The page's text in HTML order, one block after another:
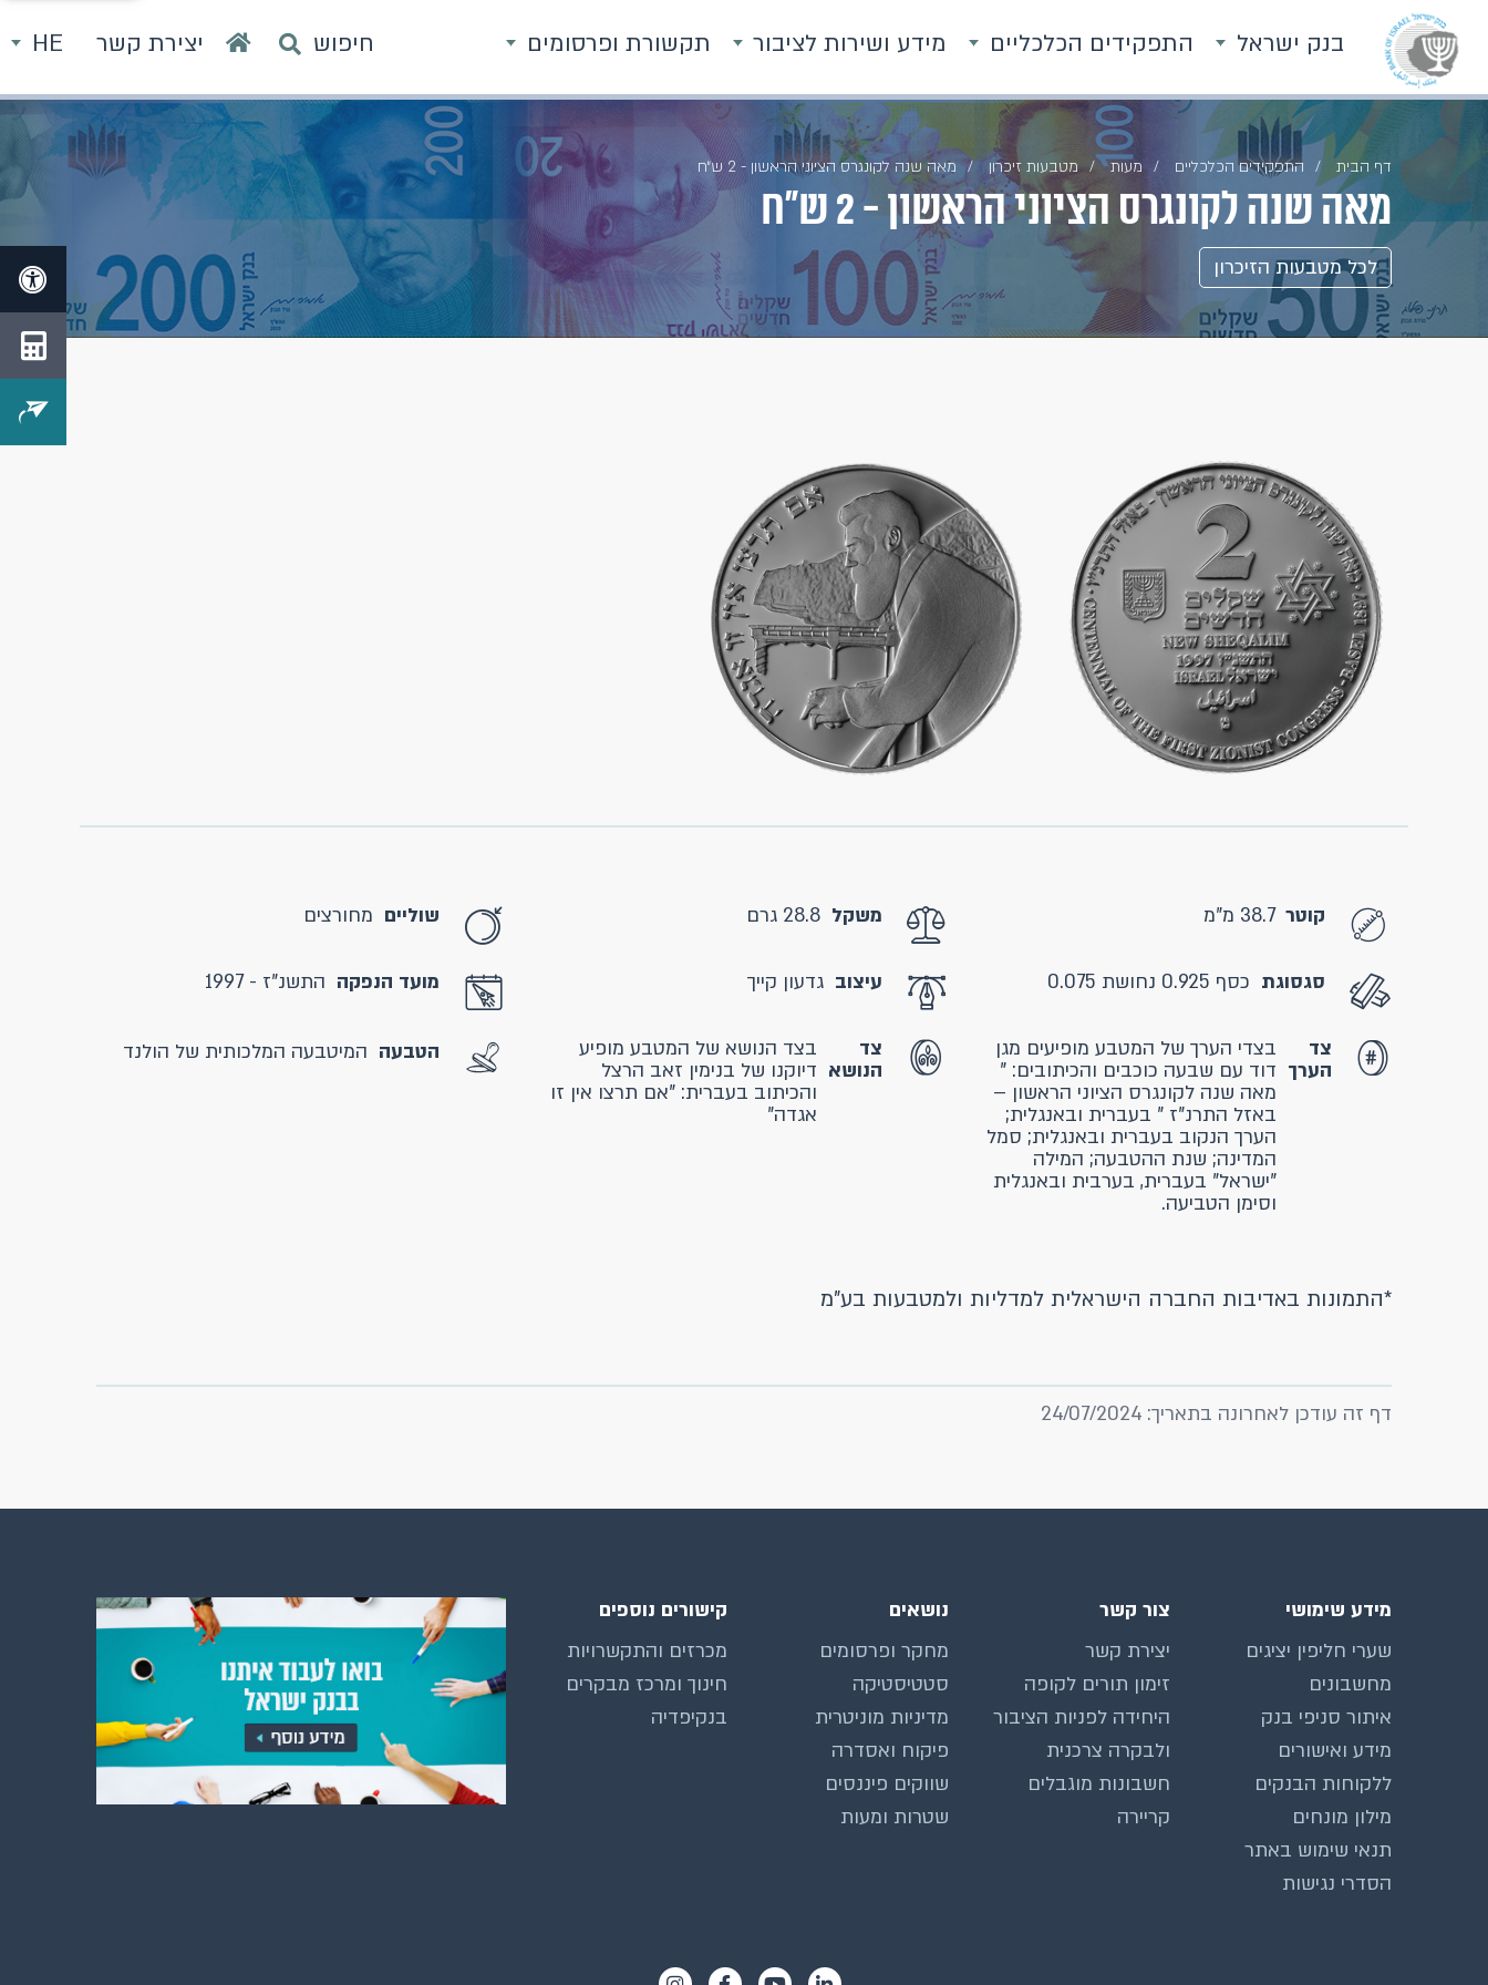
בנק ישראל התפקידים הכלכליים מידע ושירות לציבור תקשורת ופרסומים חיפוש יצירת קשר HE
דף הבית התפקידים הכלכליים מעות מטבעות זיכרון מאה שנה לקונגרס הציוני הראשון - 2 ש״ח
מאה שנה לקונגרס הציוני הראשון - 2 ש״ח
לכל מטבעות הזיכרון
קוטר 38.7 מ"מ משקל 28.8 גרם שוליים מחורצים
סגסוגת כסף 0.925 נחושת 0.075 עיצוב גדעון קייך מועד הנפקה התשנ"ז - 1997
צד
הערך
בצדי הערך של המטבע מופיעים מגן
דוד עם שבעה כוכבים והכיתובים: "
מאה שנה לקונגרס הציוני הראשון –
באזל התרנ"ז " בעברית ובאנגלית;
הערך הנקוב בעברית ובאנגלית; סמל
המדינה; שנת ההטבעה; המילה
"ישראל" בעברית, בערבית ובאנגלית
וסימן הטביעה.
צד
הנושא
בצד הנושא של המטבע מופיע
דיוקנו של בנימין זאב הרצל
והכיתוב בעברית: "אם תרצו אין זו
אגדה"
הטבעה המיטבעה המלכותית של הולנד
*התמונות באדיבות החברה הישראלית למדליות ולמטבעות בע"מ
דף זה עודכן לאחרונה בתאריך: 24/07/2024
מידע שימושי
שערי חליפין יציגים
מחשבונים
איתור סניפי בנק
מידע ואישורים
ללקוחות הבנקים
מילון מונחים
תנאי שימוש באתר
הסדרי נגישות
צור קשר
יצירת קשר
זימון תורים לקופה
היחידה לפניות הציבור
ולבקרה צרכנית
חשבונות מוגבלים
קריירה
נושאים
מחקר ופרסומים
סטטיסטיקה
מדיניות מוניטרית
פיקוח ואסדרה
שווקים פיננסים
שטרות ומעות
קישורים נוספים
מכרזים והתקשרויות
חינוך ומרכז מבקרים
בנקיפדיה